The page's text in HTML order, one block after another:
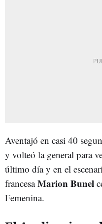
Aventajó en casi 40
y volteó la general para
último día y en el
francesaMarion Bunel
Femenina.